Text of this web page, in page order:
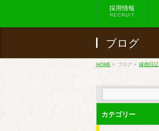
採用情報
RECRUIT
ブログ
HOME » ブログ » 縁側日記
カテゴリー